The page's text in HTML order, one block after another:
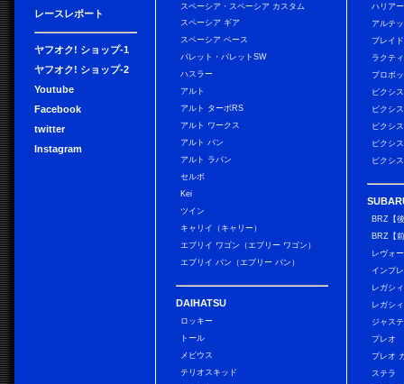
レースレポート
ヤフオク! ショップ-1
ヤフオク! ショップ-2
Youtube
Facebook
twitter
Instagram
スペーシア・スペーシア カスタム
スペーシア ギア
スペーシア ベース
パレット・パレットSW
ハスラー
アルト
アルト ターボRS
アルト ワークス
アルト バン
アルト ラパン
セルボ
Kei
ツイン
キャリイ（キャリー）
エブリイ ワゴン（エブリー ワゴン）
エブリイ バン（エブリー バン）
DAIHATSU
ロッキー
トール
メビウス
テリオスキッド
ハリアー
アルテ
ブレイド
ラクテ
プロボ
ピクシ
ピクシ
ピクシ
ピクシ
ピクシ
BRZ【
BRZ【
レヴォ
インプ
レガシ
レガシ
ジャス
プレオ
プレオ
ステラ